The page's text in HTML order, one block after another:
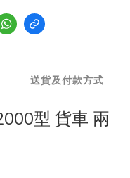
送貨及付款方式
型 貨車 兩